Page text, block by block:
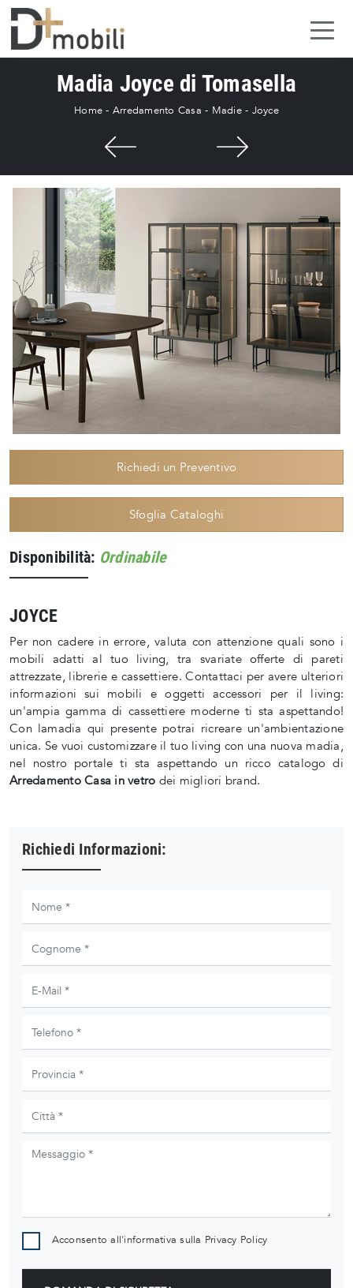
Madia Joyce di Tomasella
Home - Arredamento Casa - Madie - Joyce
Richiedi un Preventivo
Sfoglia Cataloghi
Disponibilità: Ordinabile
JOYCE
Per non cadere in errore, valuta con attenzione quali sono i
mobili adatti al tuo living, tra svariate offerte di pareti
attrezzate, librerie e cassettiere. Contattaci per avere ulteriori
informazioni sui mobili e oggetti accessori per il living:
un'ampia gamma di cassettiere moderne ti sta aspettando!
Con lamadia qui presente potrai ricreare un'ambientazione
unica. Se vuoi customizzare il tuo living con una nuova madia,
nel nostro portale ti sta aspettando un ricco catalogo di
Arredamento Casa in vetro dei migliori brand.
Richiedi Informazioni:
Acconsento all'informativa sulla Privacy Policy